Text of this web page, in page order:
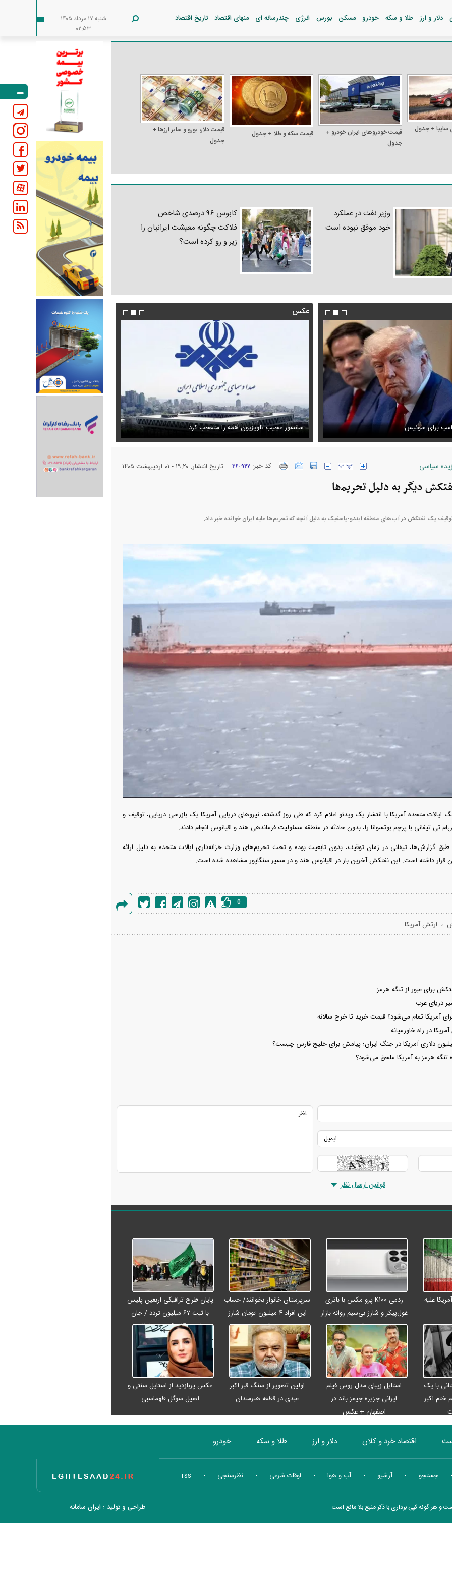
دلار و ارز طلا و سکه خودرو مسکن بورس انرژی چندرسانه ای منهای اقتصاد تاریخ اقتصاد
شنبه ۱۷ مرداد ۱۴۰۵
۰۲:۵۳
+ جدول
قیمت خودرو‌های ایران خودرو +
جدول
قیمت سکه و طلا + جدول
قیمت دلار، یورو و سایر ارز‌ها +
جدول
وزیر نفت در عملکرد
خود موفق نبوده است
کابوس ۹۶ درصدی شاخص
فلاکت چگونه معیشت ایرانیان را
زیر و رو کرده است؟
برای سوئیس
فیلم/ توصیه رهبر شهید درباره احتمال اسارت مجتبی و مصطفی
خامنه ای
فیلم/پزشکیان:از قالیباف خواهش کردیم که رئیس
شود
عکس
نوه ناصرالدین شاه در لباس دامادی سانسور عجیب تلویزیون همه را متعجب کرد استایل جدید صابر ابر در فضای مجازی
سیاسی کد خبر:۳۶۰۹۴۷ تاریخ انتشار: ۱۹:۲۰ - ۰۱ ارديبهشت ۱۴۰۵
دیگر به دلیل تحریم‍‌ها
یک نفتکش در آب‌های منطقه ایندو-پاسفیک به دلیل آنچه که تحریم‌ها علیه ایران خوانده خبر داد.
ایالات متحده آمریکا با انتشار یک ویدئو اعلام کرد که طی روز گذشته، نیرو‌های دریایی آمریکا یک بازرسی دریایی، توقیف و
تی تیفانی با پرچم بوتسوانا را، بدون حادثه در منطقه مسئولیت فرماندهی هند و اقیانوس انجام دادند.
گزارش‌ها، تیفانی در زمان توقیف، بدون تابعیت بوده و تحت تحریم‌های وزارت خزانه‌داری ایالات متحده به دلیل ارائه
قرار داشته است. این نفتکش آخرین بار در اقیانوس هند و در مسیر سنگاپور مشاهده شده است.
گزارش
0
، ارتش آمریکا
برای عبور از تنگه هرمز
دریای عرب
در راه خاورمیانه
هرمز به آمریکا ملحق می‌شود؟
قوانین ارسال نظر
علیه
ردمی K۱۰۰ پرو مکس با باتری
غول‌پیکر و شارژ بی‌سیم روانه بازار
می‌شود
سرپرستان خانوار بخوانند/ حساب
این افراد ۴ میلیون تومان شارژ
شد
پایان طرح ترافیکی اربعین پلیس
با ثبت ۶۷ میلیون تردد / جان
باختن ۲۴ زائر در تصادفات
اربعینی
با یک
ختم اکبر
استایل زیبای مدل روس فیلم
ایرانی جزیره جیمز باند در
اصفهان + عکس
اولین تصویر از سنگ قبر اکبر
عبدی در قطعه هنرمندان
عکس پربازدید از استایل سنتی و
اصیل سوگل طهماسبی
مسکن؛ فنر
کارنامه مردود محسن پاک‌ نژاد؛ از افت شدید
درآمد ارزی تا بازی با عزل و نصب‌ها
هجوم خودروسازان چینی به اروپا؛ آیا
کارخانه‌های بحران‌زده نجات پیدا می‌کنند؟
واردات خودرو از منطقه آزاد تهران؛ مناظره
داغی که بازار خودرو را تحت تأثیر قرار داد
قدرت تهدید
میلی‌آمپرساعتی
رونمایی کرد
اقتصاد خرد و کلان دلار و ارز طلا و سکه خودرو
بورس انرژی چندرسانه ای منهای اقتصاد تاریخ اقتصاد جستجو آرشیو آب و هوا اوقات شرعی نظرسنجی rss
طراحی و تولید : ایران سامانه